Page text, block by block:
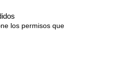
los permisos que